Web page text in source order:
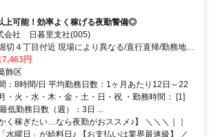
上可能！効率よく稼げる夜勤警備◎
会社 日暮里支社(005)
切４丁目付近 現場により異なる/直行直帰/勤務地相
社不要■即日勤務
円
飾区
：8時間/日 平均勤務日数：1ヶ月あたり12日～22
・火・水・木・金・土・日・祝 ・勤務時間： [1]
低勤務日数（週）：3日 ...
く稼ぎたい…なら夜勤がおススメ♪】 ＼＼＼｜｜
水曜日」が給料日♪ 【お支払いは業界最速級】 ／